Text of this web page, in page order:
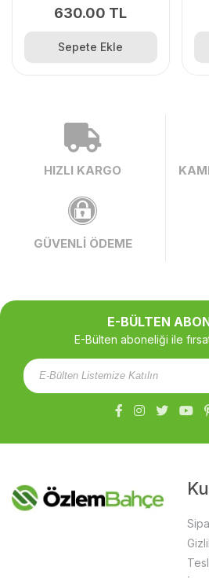
630.00 TL
Sepete Ekle
HIZLI KARGO
GÜVENLİ ÖDEME
E-BÜLTEN
E-Bülten aboneliği ile